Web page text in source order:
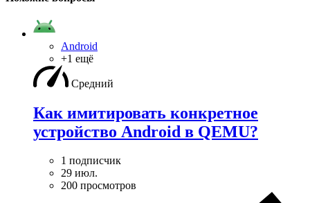
Android
+1 ещё
Средний
Как имитировать конкретное
устройство Android в QEMU?
1 подписчик
29 июл.
200 просмотров